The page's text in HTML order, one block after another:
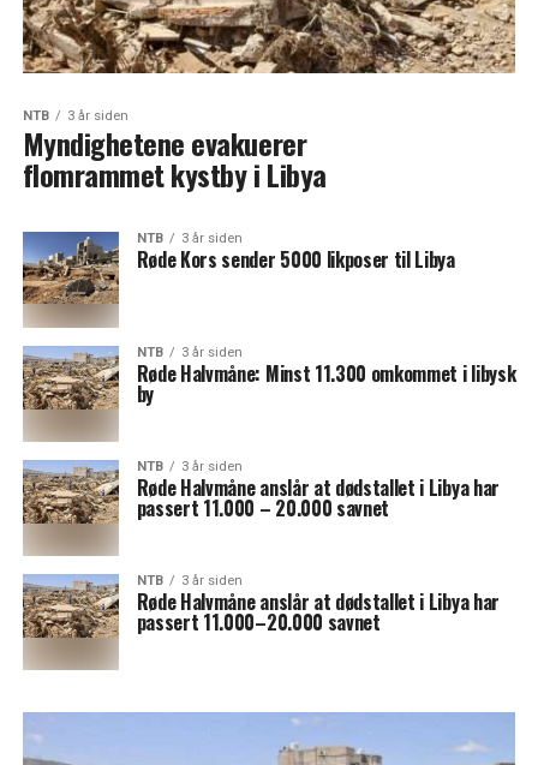
NTB 3 år siden
Myndighetene evakuerer
flomrammet kystby i Libya
NTB 3 år siden
Røde Kors sender 5000 likposer til Libya
NTB 3 år siden
Røde Halvmåne: Minst 11.300 omkommet i libysk
by
NTB 3 år siden
Røde Halvmåne anslår at dødstallet i Libya har
passert 11.000 – 20.000 savnet
NTB 3 år siden
Røde Halvmåne anslår at dødstallet i Libya har
passert 11.000–20.000 savnet